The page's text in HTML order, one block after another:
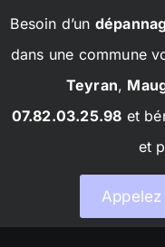
Besoin d’un
dans une commune
Teyran,
07.82.03.25.98 et
et